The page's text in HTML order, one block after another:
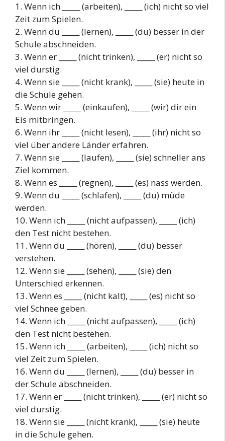
1. Wenn ich _____ (arbeiten), _____ (ich) nicht so viel
Zeit zum Spielen.
2. Wenn du _____ (lernen), _____ (du) besser in der
Schule abschneiden.
3. Wenn er _____ (nicht trinken), _____ (er) nicht so
viel durstig.
4. Wenn sie _____ (nicht krank), _____ (sie) heute in
die Schule gehen.
5. Wenn wir _____ (einkaufen), _____ (wir) dir ein
Eis mitbringen.
6. Wenn ihr _____ (nicht lesen), _____ (ihr) nicht so
viel über andere Länder erfahren.
7. Wenn sie _____ (laufen), _____ (sie) schneller ans
Ziel kommen.
8. Wenn es _____ (regnen), _____ (es) nass werden.
9. Wenn du _____ (schlafen), _____ (du) müde
werden.
10. Wenn ich _____ (nicht aufpassen), _____ (ich)
den Test nicht bestehen.
11. Wenn du _____ (hören), _____ (du) besser
verstehen.
12. Wenn sie _____ (sehen), _____ (sie) den
Unterschied erkennen.
13. Wenn es _____ (nicht kalt), _____ (es) nicht so
viel Schnee geben.
14. Wenn ich _____ (nicht aufpassen), _____ (ich)
den Test nicht bestehen.
15. Wenn ich _____ (arbeiten), _____ (ich) nicht so
viel Zeit zum Spielen.
16. Wenn du _____ (lernen), _____ (du) besser in
der Schule abschneiden.
17. Wenn er _____ (nicht trinken), _____ (er) nicht so
viel durstig.
18. Wenn sie _____ (nicht krank), _____ (sie) heute
in die Schule gehen.